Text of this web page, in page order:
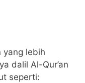
yang lebih
dalil Al-Qur’an
seperti: